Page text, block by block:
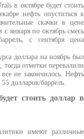
в октябре будет стоить
нефть опуститься к
скачки в цене
января по октябрь смесь
с сентября цена
доллара на ноябрь был
отметки перевалили
не закончилось. Нефть
долларов/баррель.
стоить доллар в
имеют различные